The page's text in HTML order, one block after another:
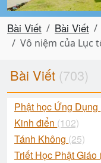
Bài Viết Bài Viết
Vô niệm của Lục
Bài Viết (703)
Phật học Ứng Dụng
Kinh điển (102)
Tánh Không (25)
Triết Học Phật